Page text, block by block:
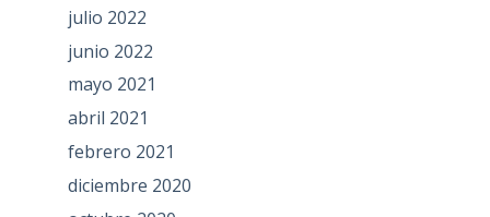
julio 2022
junio 2022
mayo 2021
abril 2021
febrero 2021
diciembre 2020